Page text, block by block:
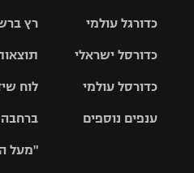
רץ
לוח
ברחבה
"מעל
גביע הטוטו
כדורגל עולמי
האלופות
ליגה
כדורסל ישראלי
סל
כדורסל עולמי
ענפים נוספים